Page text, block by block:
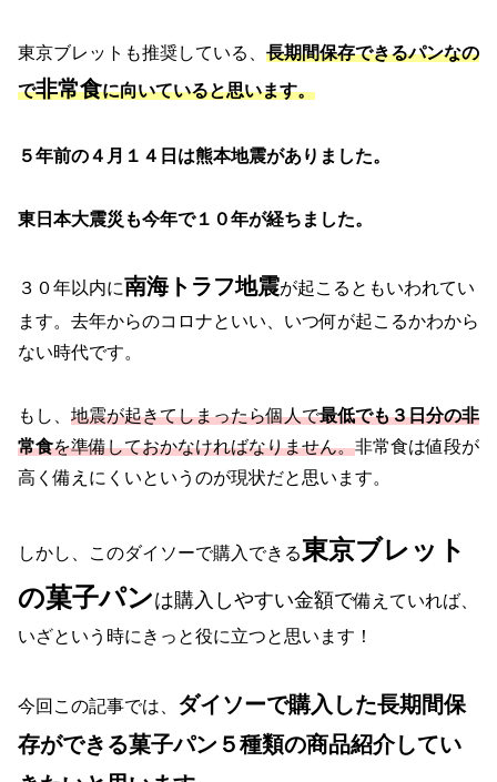
東京ブレットも推奨している、 長期間保存できるパンなの
で非常食に向いていると思います。
５年前の４月１４日は熊本地震がありました。
東日本大震災も今年で１０年が経ちました。
３０年以内に南海トラフ地震が起こるともいわれてい
ます。去年からのコロナといい、いつ何が起こるかわから
ない時代です。
もし、 地震が起きてしまったら個人で最低でも３日分の非
常食を準備しておかなければなりません。非常食は値段が
高く備えにくいというのが現状だと思います。
しかし、このダイソーで購入できる東京ブレット
の菓子パンは購入しやすい金額で備えていれば、
いざという時にきっと役に立つと思います！
今回この記事では、 ダイソーで購入した長期間保
存ができる菓子パン５種類の商品紹介してい